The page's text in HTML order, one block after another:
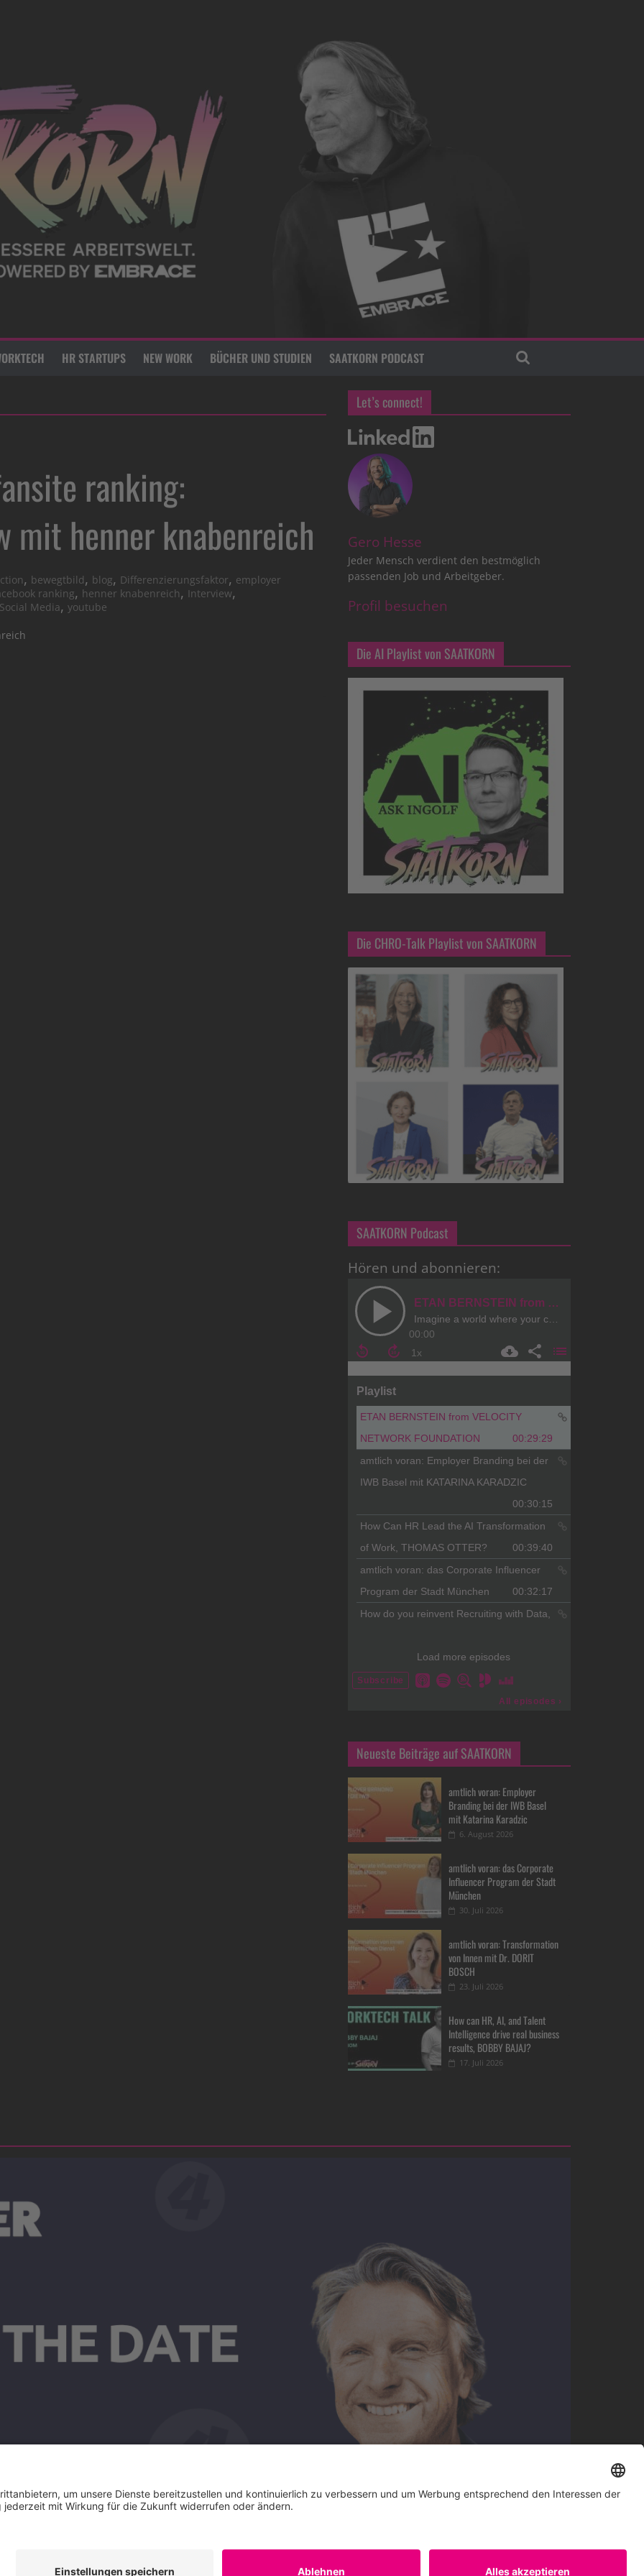
HR STARTUPS NEW WORK BÜCHER UND STUDIEN SAATKORN PODCAST
ranking:
mit henner knabenreich
, bewegtbild, blog, Differenzierungsfaktor, employer
ranking, henner knabenreich, Interview,
Social Media, youtube
Let’s connect!
Gero Hesse
Jeder Mensch verdient den bestmöglich
passenden Job und Arbeitgeber.
Profil besuchen
Die AI Playlist von SAATKORN
Die CHRO-Talk Playlist von SAATKORN
SAATKORN Podcast
Hören und abonnieren:
Neueste Beiträge auf SAATKORN
amtlich voran: Employer
Branding bei der IWB Basel
mit Katarina Karadzic
6. August 2026
amtlich voran: das Corporate
Influencer Program der Stadt
München
30. Juli 2026
amtlich voran: Transformation
von Innen mit Dr. DORIT
BOSCH
23. Juli 2026
How can HR, AI, and Talent
Intelligence drive real business
results, BOBBY BAJAJ?
17. Juli 2026